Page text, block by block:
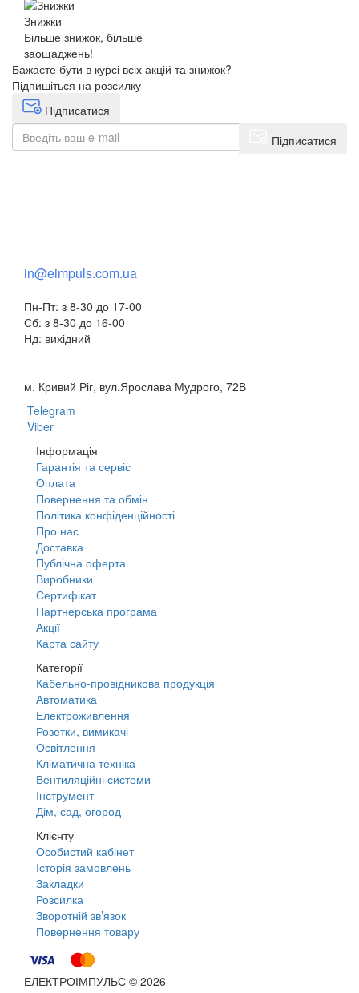
Знижки
Більше знижок, більше
заощаджень!
Бажаєте бути в курсі всіх акцій та знижок?
Підпишіться на розсилку
Підписатися
Підписатися
in@eimpuls.com.ua
Пн-Пт: з 8-30 до 17-00
Сб: з 8-30 до 16-00
Нд: вихідний
м. Кривий Ріг, вул.Ярослава Мудрого, 72В
Telegram
Viber
Інформація
Гарантія та сервіс
Оплата
Повернення та обмін
Політика конфіденційності
Про нас
Доставка
Публічна оферта
Виробники
Сертифікат
Партнерська програма
Акції
Карта сайту
Категорії
Кабельно-провідникова продукція
Автоматика
Електроживлення
Розетки, вимикачі
Освітлення
Кліматична техніка
Вентиляційні системи
Інструмент
Дім, сад, огород
Клієнту
Особистий кабінет
Історія замовлень
Закладки
Розсилка
Зворотній зв’язок
Повернення товару
ЕЛЕКТРОІМПУЛЬС © 2026